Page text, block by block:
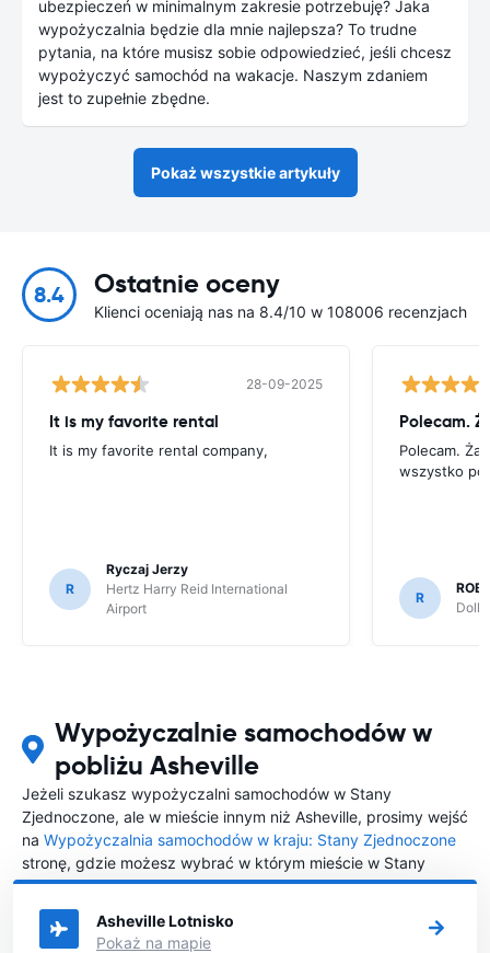
ubezpieczeń w minimalnym zakresie potrzebuję? Jaka
wypożyczalnia będzie dla mnie najlepsza? To trudne
pytania, na które musisz sobie odpowiedzieć, jeśli chcesz
wypożyczyć samochód na wakacje. Naszym zdaniem
jest to zupełnie zbędne.
Pokaż wszystkie artykuły
8.4 Ostatnie oceny
Klienci oceniają nas na 8.4/10 w 108006 recenzjach
28-09-2025
It is my favorite rental
It is my favorite rental company,
R
Ryczaj Jerzy
Hertz Harry Reid International
Airport
Polecam.
wszystko
R
Wypożyczalnie samochodów w
pobliżu Asheville
Jeżeli szukasz wypożyczalni samochodów w Stany
Zjednoczone, ale w mieście innym niż Asheville, prosimy wejść
na Wypożyczalnia samochodów w kraju: Stany Zjednoczone
stronę, gdzie możesz wybrać w którym mieście w Stany
Zjednoczone chciałabyś wypożyczyć samochód.
Asheville Lotnisko
Pokaż na mapie